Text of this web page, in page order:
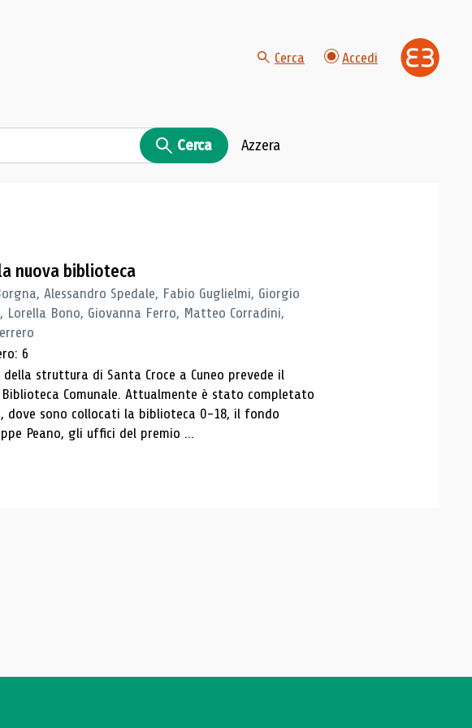
Cerca Accedi
Cerca Azzera
nuova biblioteca
Alessandro Spedale, Fabio Guglielmi, Giorgio
Lorella Bono, Giovanna Ferro, Matteo Corradini,
6
struttura di Santa Croce a Cuneo prevede il
Comunale. Attualmente è stato completato
sono collocati la biblioteca 0-18, il fondo
Peano, gli uffici del premio ...